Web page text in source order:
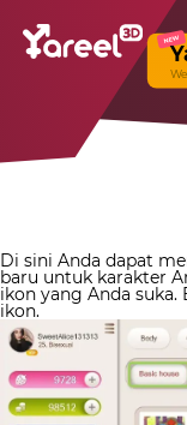
NEW
Di sini Anda dapat
baru untuk karakter
ikon yang Anda
ikon.